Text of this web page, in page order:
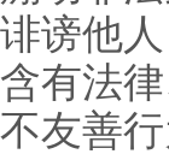
诽谤他
含有法
不友善